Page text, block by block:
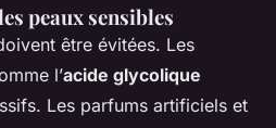
peaux sensibles
être évitées. Les
l’acide glycolique
Les parfums artificiels et